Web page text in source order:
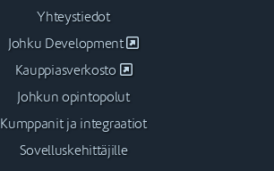
Yhteystiedot
Johku Development
Kauppiasverkosto
Johkun opintopolut
Kumppanit ja integraatiot
Sovelluskehittäjille